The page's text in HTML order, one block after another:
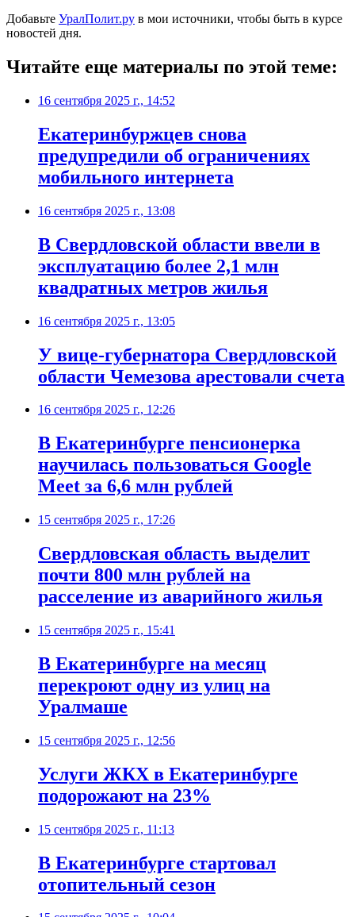
Добавьте УралПолит.ру в мои источники, чтобы быть в курсе
новостей дня.
Читайте еще материалы по этой теме:
16 сентября 2025 г., 14:52
Екатеринбуржцев снова
предупредили об ограничениях
мобильного интернета
16 сентября 2025 г., 13:08
В Свердловской области ввели в
эксплуатацию более 2,1 млн
квадратных метров жилья
16 сентября 2025 г., 13:05
У вице-губернатора Свердловской
области Чемезова арестовали счета
16 сентября 2025 г., 12:26
В Екатеринбурге пенсионерка
научилась пользоваться Google
Meet за 6,6 млн рублей
15 сентября 2025 г., 17:26
Свердловская область выделит
почти 800 млн рублей на
расселение из аварийного жилья
15 сентября 2025 г., 15:41
В Екатеринбурге на месяц
перекроют одну из улиц на
Уралмаше
15 сентября 2025 г., 12:56
Услуги ЖКХ в Екатеринбурге
подорожают на 23%
15 сентября 2025 г., 11:13
В Екатеринбурге стартовал
отопительный сезон